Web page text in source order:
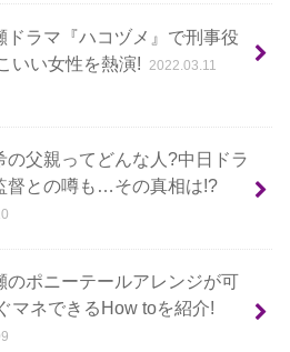
ドラマ『ハコヅメ』で刑事役
いい女性を熱演!
2022.03.11
の父親ってどんな人?中日ドラ
督との噂も…その真相は!?
のポニーテールアレンジが可
マネできるHow toを紹介!